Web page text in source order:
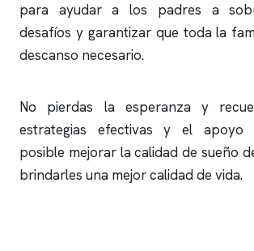
para ayudar a los padres a
desafíos y garantizar que toda la
descanso necesario.
No pierdas la esperanza y
estrategias efectivas y el apoyo
posible mejorar la calidad de sueño
brindarles una mejor calidad de vida.